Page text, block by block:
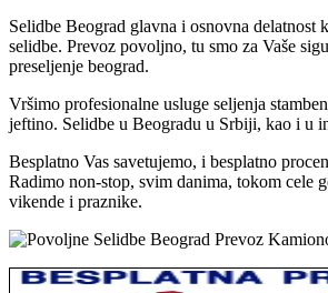
Selidbe Beograd glavna i osnovna delatnost
selidbe. Prevoz povoljno, tu smo za Vaše
preseljenje beograd.
Vršimo profesionalne usluge seljenja
jeftino. Selidbe u Beogradu u Srbiji, kao i u
Besplatno Vas savetujemo, i besplatno
Radimo non-stop, svim danima, tokom cele
vikende i praznike.